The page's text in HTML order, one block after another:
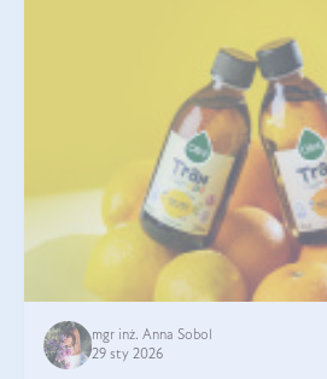
mgr inż. Anna Sobol
29 sty 2026